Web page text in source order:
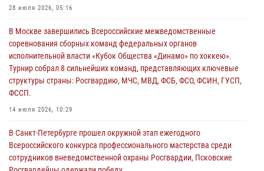
Вологде
В региональном Управление Росгвардии состоялся единый день
государственно-правового информирования
04 августа 2026, 11:58
Генерал-полковник Юрий Аверин выступил на Всероссийском
молодёжном образовательном форуме «Территория смыслов»
28 июля 2026, 05:16
В Москве завершились Всероссийские межведомственные
соревнования сборных команд федеральных органов
исполнительной власти «Кубок Общества «Динамо» по хоккею».
Турнир собрал 8 сильнейших команд, представляющих ключевые
структуры страны: Росгвардию, МЧС, МВД, ФСБ, ФСО, ФСИН, ГУСП,
ФССП.
14 июля 2026, 10:29
В Санкт-Петербурге прошел окружной этап ежегодного
Всероссийского конкурса профессионального мастерства среди
сотрудников вневедомственной охраны Росгвардии, Псковские